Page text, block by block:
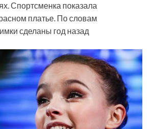
Спортсменка показала
платье. По словам
сделаны год назад